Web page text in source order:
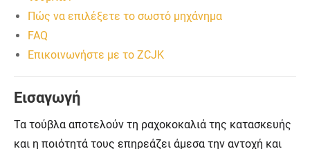
Πώς να επιλέξετε το σωστό μηχάνημα
FAQ
Επικοινωνήστε με το ZCJK
Εισαγωγή
Τα τούβλα αποτελούν τη ραχοκοκαλιά της κατασκευής
και η ποιότητά τους επηρεάζει άμεσα την αντοχή και